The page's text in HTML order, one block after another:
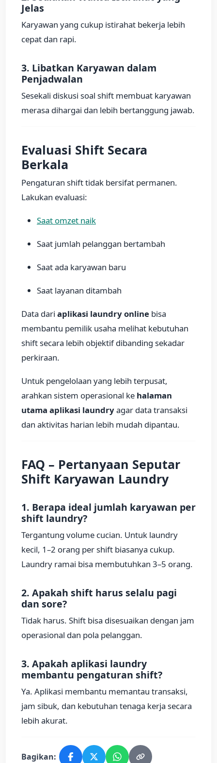
Jelas
Karyawan yang cukup istirahat bekerja lebih
cepat dan rapi.
3. Libatkan Karyawan dalam
Penjadwalan
Sesekali diskusi soal shift membuat karyawan
merasa dihargai dan lebih bertanggung jawab.
Evaluasi Shift Secara
Berkala
Pengaturan shift tidak bersifat permanen.
Lakukan evaluasi:
Saat omzet naik
Saat jumlah pelanggan bertambah
Saat ada karyawan baru
Saat layanan ditambah
Data dari aplikasi laundry online bisa
membantu pemilik usaha melihat kebutuhan
shift secara lebih objektif dibanding sekadar
perkiraan.
Untuk pengelolaan yang lebih terpusat,
arahkan sistem operasional ke halaman
utama aplikasi laundryagar data transaksi
dan aktivitas harian lebih mudah dipantau.
FAQ – Pertanyaan Seputar
Shift Karyawan Laundry
1. Berapa ideal jumlah karyawan per
shift laundry?
Tergantung volume cucian. Untuk laundry
kecil, 1–2 orang per shift biasanya cukup.
Laundry ramai bisa membutuhkan 3–5 orang.
2. Apakah shift harus selalu pagi
dan sore?
Tidak harus. Shift bisa disesuaikan dengan jam
operasional dan pola pelanggan.
3. Apakah aplikasi laundry
membantu pengaturan shift?
Ya. Aplikasi membantu memantau transaksi,
jam sibuk, dan kebutuhan tenaga kerja secara
lebih akurat.
Bagikan: